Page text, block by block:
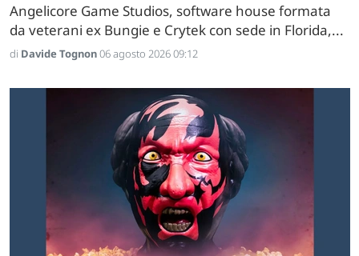
Angelicore Game Studios, software house formata
da veterani ex Bungie e Crytek con sede in Florida,...
di Davide Tognon06 agosto 2026 09:12